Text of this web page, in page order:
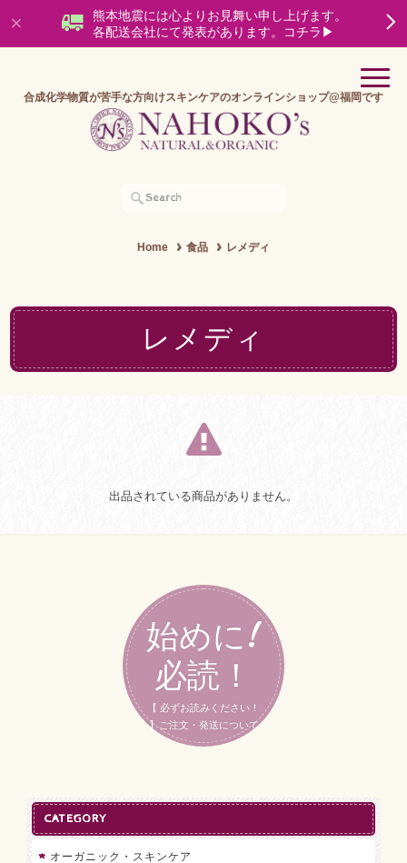
熊本地震には心よりお見舞い申し上げます。
各配送会社にて発表があります。コチラ▶
合成化学物質が苦手な方向けスキンケアのオンラインショップ@福岡です
Home 食品 レメディ
レメディ
出品されている商品がありません。
始めに!
必読！
【 必ずお読みください！
】ご注文・発送について
CATEGORY
オーガニック・スキンケア